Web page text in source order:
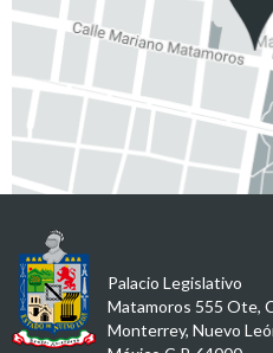
Palacio Legislativo
Matamoros 555 Ote,
Monterrey, Nuevo